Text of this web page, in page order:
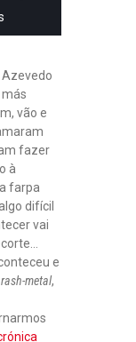
Azevedo
vão e
fazer
à
farpa
difícil
vai
e
metal,